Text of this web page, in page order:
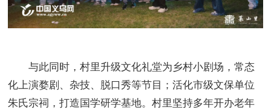
与此同时，村里升级文化礼堂为乡村小剧场，常态
化上演婺剧、杂技、脱口秀等节目；活化市级文保单位
朱氏宗祠，打造国学研学基地。村里坚持多年开办老年